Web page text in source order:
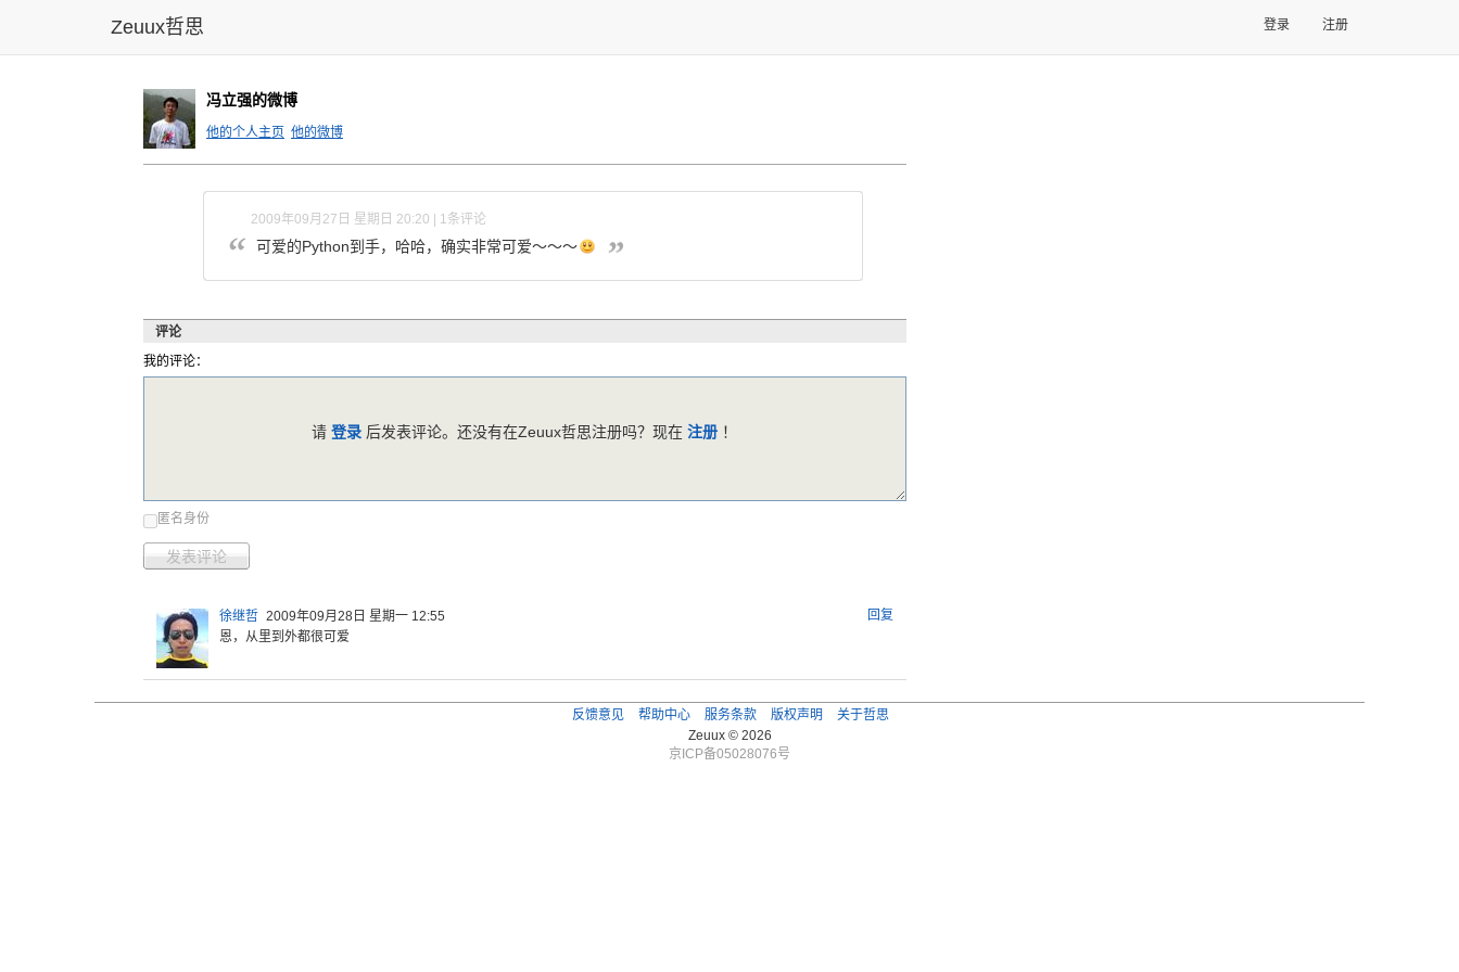
Zeuux哲思 登录 注册
冯立强的微博
他的个人主页 他的微博
2009年09月27日 星期日 20:20 | 1条评论
可爱的Python到手，哈哈，确实非常可爱～～～
评论
我的评论：
匿名身份
发表评论
请登录 后发表评论。还没有在Zeuux哲思注册吗？现在注册 ！
回复
徐继哲 2009年09月28日 星期一 12:55
恩，从里到外都很可爱
反馈意见 帮助中心 服务条款 版权声明
关于哲思
Zeuux © 2026
京ICP备05028076号